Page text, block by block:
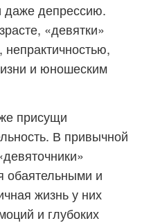
депрессию.
«девятки»
и юношеским
присущи
В привычной
обаятельными и
жизнь у них
и глубоких